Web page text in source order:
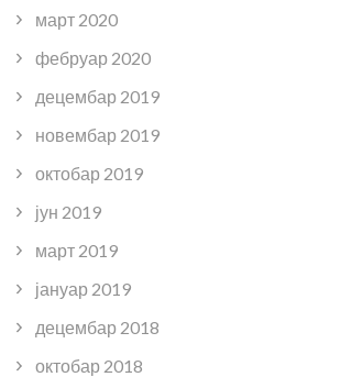
март 2020
фебруар 2020
децембар 2019
новембар 2019
октобар 2019
јун 2019
март 2019
јануар 2019
децембар 2018
октобар 2018